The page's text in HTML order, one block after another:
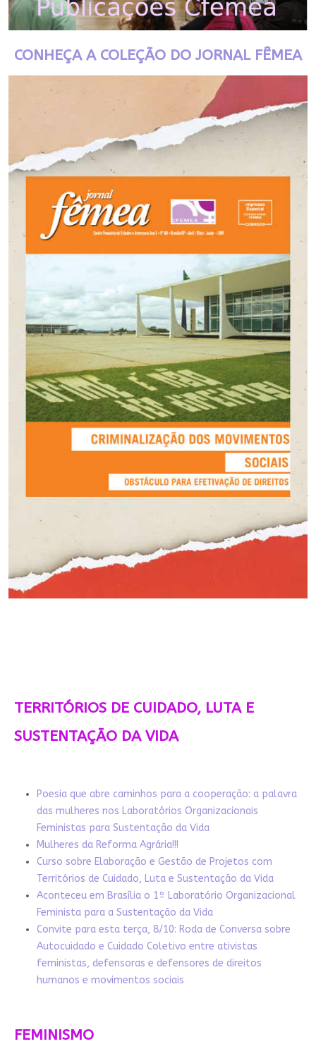
CONHEÇA A COLEÇÃO DO JORNAL FÊMEA
TERRITÓRIOS DE CUIDADO, LUTA E
SUSTENTAÇÃO DA VIDA
Poesia que abre caminhos para a cooperação: a palavra
das mulheres nos Laboratórios Organizacionais
Feministas para Sustentação da Vida
Mulheres da Reforma Agrária!!!
Curso sobre Elaboração e Gestão de Projetos com
Territórios de Cuidado, Luta e Sustentação da Vida
Aconteceu em Brasília o 1º Laboratório Organizacional
Feminista para a Sustentação da Vida
Convite para esta terça, 8/10: Roda de Conversa sobre
Autocuidado e Cuidado Coletivo entre ativistas
feministas, defensoras e defensores de direitos
humanos e movimentos sociais
FEMINISMO